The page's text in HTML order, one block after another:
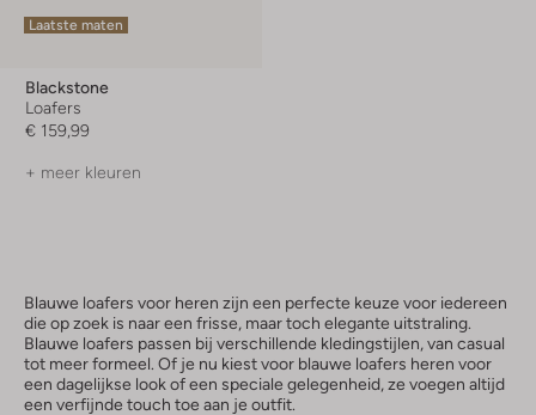
Laatste maten
Blackstone
Loafers
€ 159,99
+ meer kleuren
Blauwe loafers voor heren zijn een perfecte keuze voor iedereen
die op zoek is naar een frisse, maar toch elegante uitstraling.
Blauwe loafers passen bij verschillende kledingstijlen, van casual
tot meer formeel. Of je nu kiest voor blauwe loafers heren voor
een dagelijkse look of een speciale gelegenheid, ze voegen altijd
een verfijnde touch toe aan je outfit.